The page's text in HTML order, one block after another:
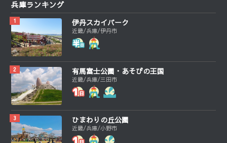
兵庫ランキング
伊丹スカイパーク
近畿/兵庫/伊丹市
有馬富士公園・あそびの王国
近畿/兵庫/三田市
ひまわりの丘公園
近畿/兵庫/小野市